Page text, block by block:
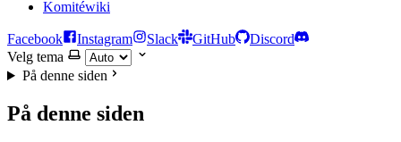
Komitéwiki
Facebook Instagram Slack GitHub
Discord
Velg tema
På denne siden
På denne siden